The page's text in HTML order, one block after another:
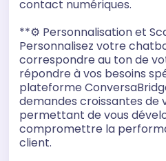
contact numériques.
**⚙️ Personnalisation et
Personnalisez votre
correspondre au ton de
répondre à vos besoins
plateforme
demandes croissantes de
permettant de vous
compromettre la
client.